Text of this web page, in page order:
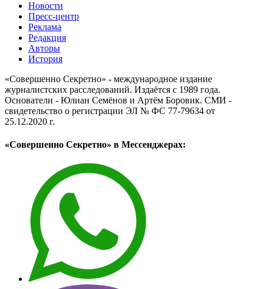
Новости
Пресс-центр
Реклама
Редакция
Авторы
История
«Совершенно Секретно» - международное издание
журналистских расследований. Издаётся с 1989 года.
Основатели - Юлиан Семёнов и Артём Боровик. CМИ -
свидетельство о регистрации ЭЛ № ФС 77-79634 от
25.12.2020 г.
«Совершенно Секретно» в Мессенджерах: